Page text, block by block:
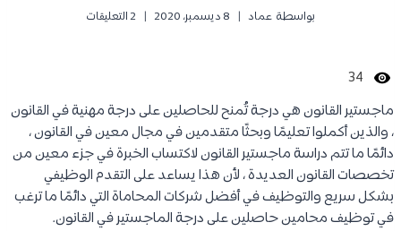
بواسطة عماد 8 ديسمبر، 2020 2 التعليقات
34
ماجستير القانون هي درجة تُمنح للحاصلين على درجة مهنية في القانون
، والذين أكملوا تعليمًا وبحثًا متقدمين في مجال معين في القانون ،
دائمًا ما تتم دراسة ماجستير القانون لاكتساب الخبرة في جزء معين من
تخصصات القانون العديدة ، لأن هذا يساعد على التقدم الوظيفي
بشكل سريع والتوظيف في أفضل شركات المحاماة التي دائمًا ما ترغب
في توظيف محامين حاصلين على درجة الماجستير في القانون.